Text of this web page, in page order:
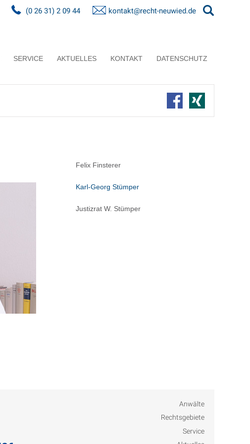
SERVICE AKTUELLES KONTAKT DATENSCHUTZ
(0 26 31) 2 09 44 kontakt@recht-neuwied.de
Felix Finsterer
Karl-Georg Stümper
Justizrat W. Stümper
Anwälte
Rechtsgebiete
Service